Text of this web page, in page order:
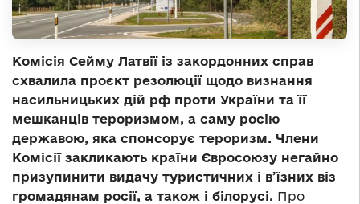
Комісія Сейму Латвії із закордонних справ
схвалила проєкт резолюції щодо визнання
насильницьких дій рф проти України та її
мешканців тероризмом, а саму росію
державою, яка спонсорує тероризм. Члени
Комісії закликають країни Євросоюзу негайно
призупинити видачу туристичних і в’їзних віз
громадянам росії, а також і білорусі. Про